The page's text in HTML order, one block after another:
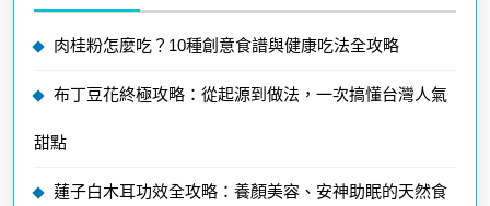
肉桂粉怎麼吃？10種創意食譜與健康吃法全攻略
布丁豆花終極攻略：從起源到做法，一次搞懂台灣人氣
甜點
蓮子白木耳功效全攻略：養顏美容、安神助眠的天然食